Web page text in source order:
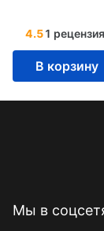
4.51 рецензия
В корзину
Мы в